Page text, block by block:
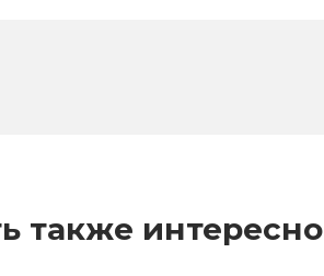
также интересно